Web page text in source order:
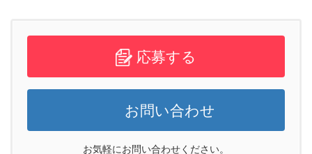
応募する
お問い合わせ
お気軽にお問い合わせください。